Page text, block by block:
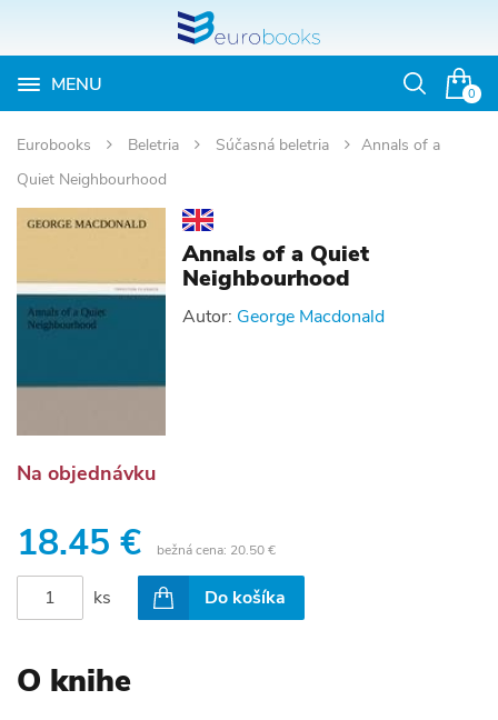
0
MENU
Otvoriť
Eurobooks Beletria Súčasná beletria
Annals of a
Quiet Neighbourhood
Annals of a Quiet
Neighbourhood
Autor: George Macdonald
Na objednávku
18.45 € bežná cena: 20.50 €
ks Do košíka
O knihe